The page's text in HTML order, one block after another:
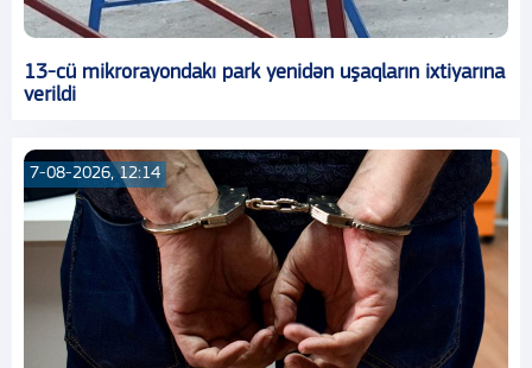
13-cü mikrorayondakı park yenidən uşaqların ixtiyarına
verildi
7-08-2026, 12:14